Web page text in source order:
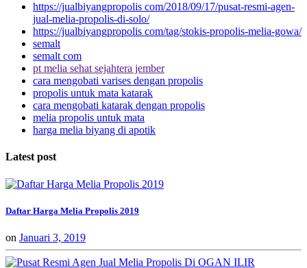
https://jualbiyangpropolis com/2018/09/17/pusat-resmi-agen-
jual-melia-propolis-di-solo/
https://jualbiyangpropolis com/tag/stokis-propolis-melia-gowa/
semalt
semalt com
pt melia sehat sejahtera jember
cara mengobati varises dengan propolis
propolis untuk mata katarak
cara mengobati katarak dengan propolis
melia propolis untuk mata
harga melia biyang di apotik
Latest post
Daftar Harga Melia Propolis 2019
on Januari 3, 2019